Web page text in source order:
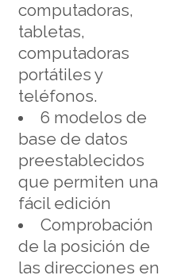
computadoras,
tabletas,
computadoras
portátiles y
teléfonos.
6 modelos de
base de datos
preestablecidos
que permiten una
fácil edición
Comprobación
de la posición de
las direcciones en